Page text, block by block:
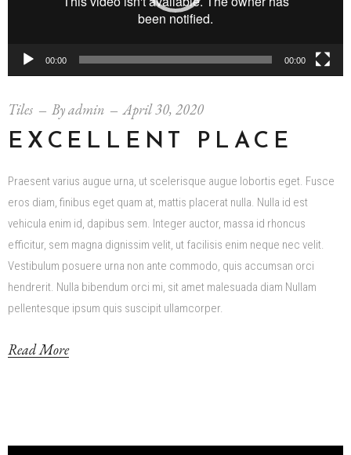
00:00 00:00
Tiles Byadmin April 30, 2020
EXCELLENT PLACE
Praesent varius augue urna, ut scelerisque augue lobortis eget. Fusce
eros diam, finibus eget quam at, mattis placerat nulla. Nulla id est
vehicula enim id, dapibus sem. Integer auctor, massa id rhoncus
efficitur, sem magna dignissim velit, ut facilisis enim neque nec velit.
Vestibulum posuere urna non ante commodo, quis accumsan orci
hendrerit. Nulla bibendum orci mi, sit amet malesuada diam Nullam
pellentesque ipsum quis suscipit ullamcorper.
Read More